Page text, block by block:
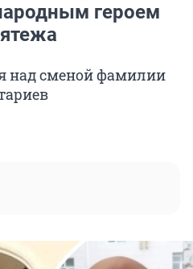
героем
над сменой фамилии